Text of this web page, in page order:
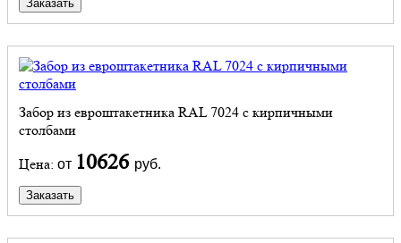
Заказать
Забор из евроштакетника RAL 7024 с кирпичными
столбами
Цена: от 10626 руб.
Заказать